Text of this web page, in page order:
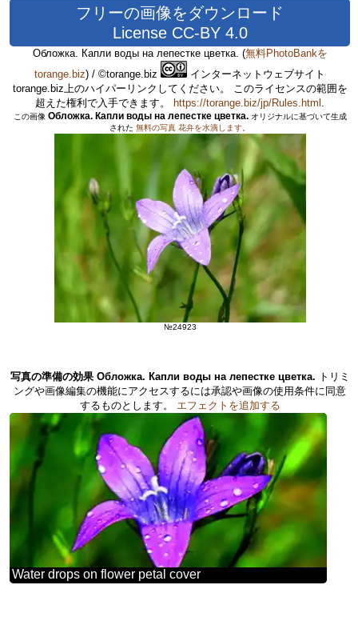
フリーの画像をダウンロード
License CC-BY 4.0
Обложка. Капли воды на лепестке цветка. (無料PhotoBankを
torange.biz) / ©torange.biz
インターネットウェブサイト
torange.biz上のハイパーリンクしてください。 このライセンスの範囲を
超えた権利で入手できます。
https://torange.biz/jp/Rules.html
この画像 Обложка. Капли воды на лепестке цветка.オリジナルに基づいて生成
された 無料の写真 花弁を水滴します。
№24923
写真の準備の効果 Обложка. Капли воды на лепестке цветка. トリミ
ングや画像編集の機能にアクセスするには承認や画像の使用条件に同意
するものとします。 エフェクトを追加する
Water drops on flower petal cover